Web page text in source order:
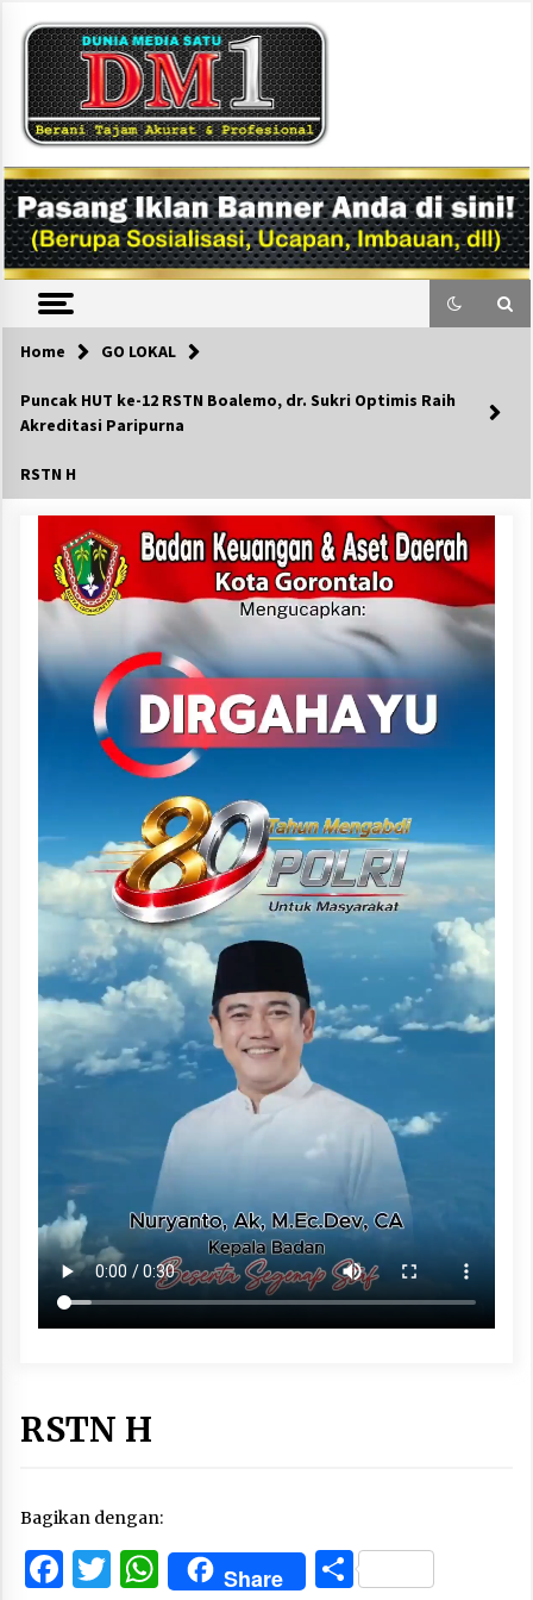
content
DM1
Home GO LOKAL
Puncak HUT ke-12 RSTN Boalemo, dr. Sukri Optimis Raih
Akreditasi Paripurna
RSTN H
RSTN H
Bagikan dengan:
Facebook
Twitter
WhatsApp
Share Share